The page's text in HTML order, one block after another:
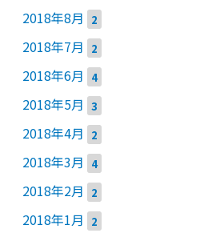
2018年8月 2
2018年7月 2
2018年6月 4
2018年5月 3
2018年4月 2
2018年3月 4
2018年2月 2
2018年1月 2